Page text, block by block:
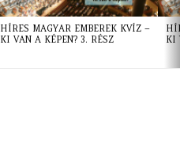
HÍRES MAGYAR EMBEREK KVÍZ –
KI VAN A KÉPEN? 3. RÉSZ
KI